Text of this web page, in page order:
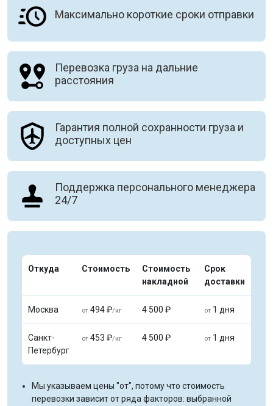
Максимально короткие сроки отправки
Перевозка груза на дальние
расстояния
Гарантия полной сохранности груза и
доступных цен
Поддержка персонального менеджера
24/7
Откуда Стоимость
Стоимость
накладной
Срок
доставки
Москва от 494 ₽/кг 4 500 ₽ от 1 дня
Санкт-
Петербург
от 453 ₽/кг 4 500 ₽ от 1 дня
Мы указываем цены "от", потому что стоимость
перевозки зависит от ряда факторов: выбранной